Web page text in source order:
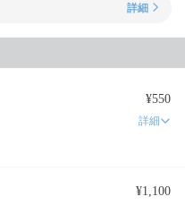
詳細
¥550
詳細
¥1,100